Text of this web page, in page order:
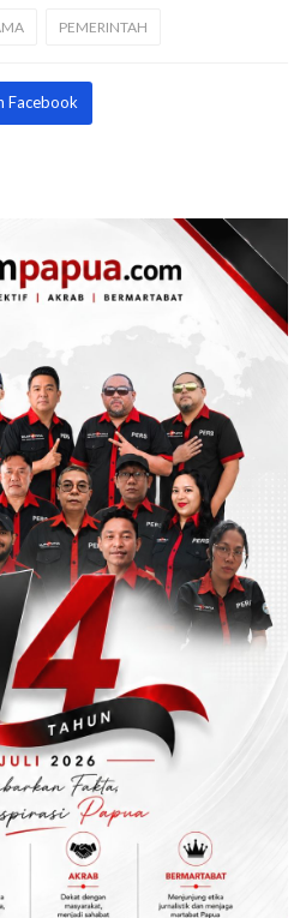
PEMERINTAH
Facebook